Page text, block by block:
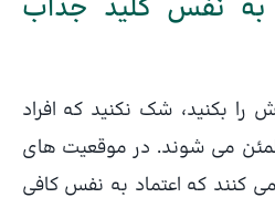
به نفس کلید جذاب
بکنید، شک نکنید که افراد
می شوند. در موقعیت های
کنند که اعتماد به نفس کافی